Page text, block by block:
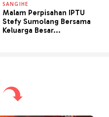
SANGIHE
Malam Perpisahan IPTU
Stefy Sumolang Bersama
Keluarga Besar...